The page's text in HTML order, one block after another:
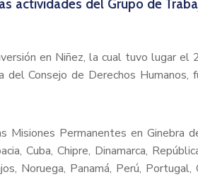
actividades del Grupo de
en Niñez, la cual tuvo lugar
Consejo de Derechos
Permanentes en Ginebra
Cuba, Chipre, Dinamarca,
Noruega, Panamá, Perú,